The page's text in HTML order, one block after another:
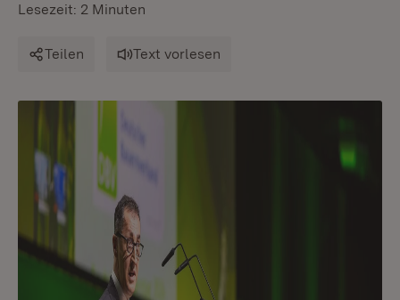
Lesezeit: 2 Minuten
Teilen Text vorlesen